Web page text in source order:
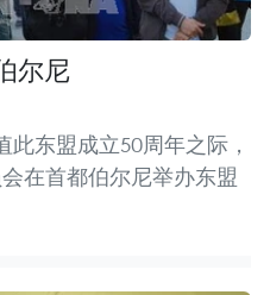
尔尼
东盟成立50周年之际，
在首都伯尔尼举办东盟